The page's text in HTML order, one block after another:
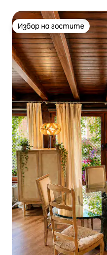
Избор на гостите
Избор на гостите